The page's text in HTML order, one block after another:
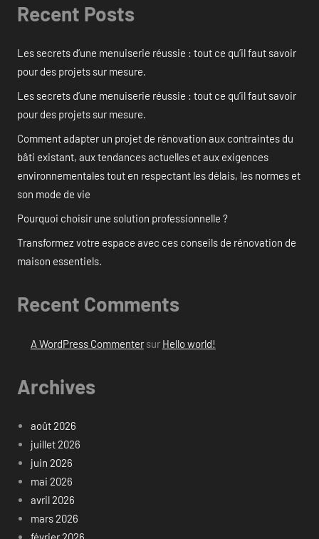
Recent Posts
Les secrets d’une menuiserie réussie : tout ce qu’il faut savoir
pour des projets sur mesure.
Les secrets d’une menuiserie réussie : tout ce qu’il faut savoir
pour des projets sur mesure.
Comment adapter un projet de rénovation aux contraintes du
bâti existant, aux tendances actuelles et aux exigences
environnementales tout en respectant les délais, les normes et
son mode de vie
Pourquoi choisir une solution professionnelle ?
Transformez votre espace avec ces conseils de rénovation de
maison essentiels.
Recent Comments
A WordPress Commentersur Hello world!
Archives
août 2026
juillet 2026
juin 2026
mai 2026
avril 2026
mars 2026